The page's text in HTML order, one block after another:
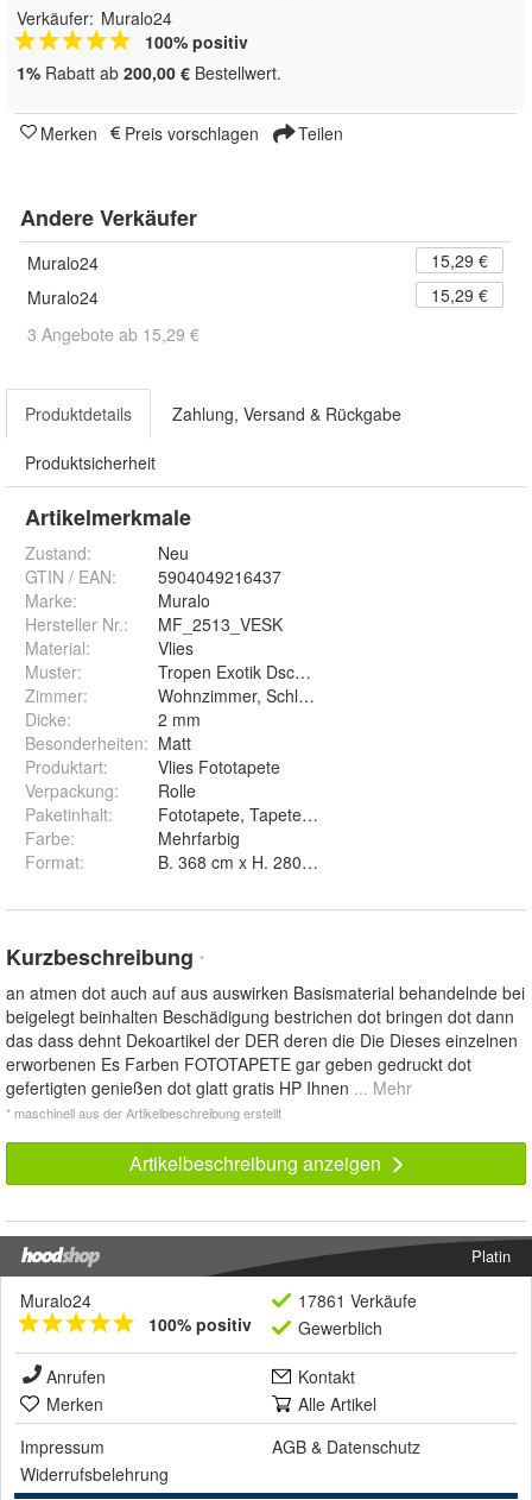
Verkäufer: Muralo24
100% positiv
1% Rabatt ab 200,00 € Bestellwert.
Merken Preis vorschlagen Teilen
Andere Verkäufer
Muralo24
15,29 €
Muralo24
15,29 €
3 Angebote ab 15,29 €
Produktdetails Zahlung, Versand & Rückgabe
Produktsicherheit
Artikelmerkmale
Zustand:
Neu
GTIN / EAN:
5904049216437
Marke:
Muralo
Hersteller Nr.:
MF_2513_VESK
Material:
Vlies
Muster:
Tropen Exotik Dschungel Blumen Pflanzen Natur
Zimmer:
Wohnzimmer, Schlafzimmer, Arbeitszimmer,
Dicke:
2 mm
Besonderheiten: Matt
Produktart:
Vlies Fototapete
Verpackung:
Rolle
Paketinhalt:
Fototapete, Tapetenkleister, Montageanleitung
Farbe:
Mehrfarbig
Format: B. 368 cm x H. 280 cm, B. 460 cm x H. 300 cm,
Kurzbeschreibung *
an atmen dot auch auf aus auswirken Basismaterial behandelnde bei
beigelegt beinhalten Beschädigung bestrichen dot bringen dot dann
das dass dehnt Dekoartikel der DER deren die Die Dieses einzelnen
erworbenen Es Farben FOTOTAPETE gar geben gedruckt dot
gefertigten genießen dot glatt gratis HP Ihnen ... Mehr
* maschinell aus der Artikelbeschreibung erstellt
Artikelbeschreibung anzeigen
Platin
Muralo24
100% positiv
17861 Verkäufe
Gewerblich
Anrufen
Kontakt
Merken
Alle Artikel
Impressum
AGB & Datenschutz
Widerrufsbelehrung